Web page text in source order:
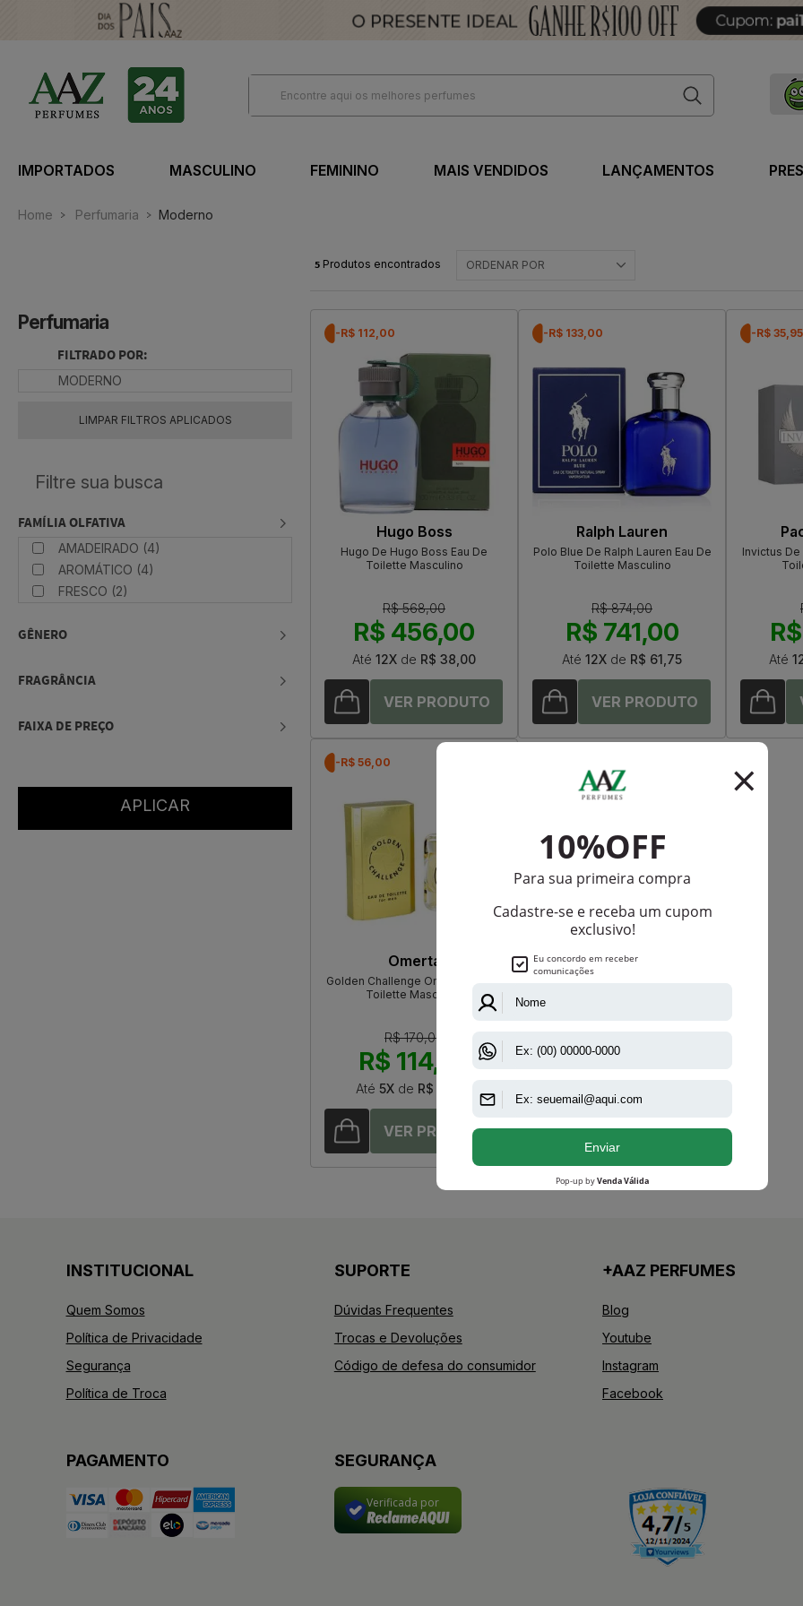
IMPORTADOS MASCULINO FEMININO MAIS VENDIDOS LANÇAMENTOS
Home Perfumaria Moderno
Perfumaria
FILTRADO POR:
MODERNO
LIMPAR FILTROS APLICADOS
FAMÍLIA OLFATIVA
AMADEIRADO (4)
AROMÁTICO (4)
FRESCO (2)
GÊNERO
FRAGRÂNCIA
FAIXA DE PREÇO
ORDENAR POR
5 Produtos encontrados
-R$ 112,00
Hugo Boss
Hugo De Hugo Boss Eau De
Toilette Masculino
R$ 568,00
R$ 456,00
Até 12X de R$ 38,00
-R$ 133,00
Ralph Lauren
Polo Blue De Ralph Lauren Eau De
Toilette Masculino
R$ 874,00
R$ 741,00
Até 12X de R$ 61,75
-R$ 35,95
Invictus De
Até
-R$ 56,00
Omerta
Golden Challenge Omerta Eau De
Toilette Masculino
R$ 170,00
R$ 114,00
Até 5Xde R$ 22,80
INSTITUCIONAL
Quem Somos
Política de Privacidade
Segurança
Política de Troca
SUPORTE
Dúvidas Frequentes
Trocas e Devoluções
Código de defesa do consumidor
+AAZ PERFUMES
Blog
Youtube
Instagram
Facebook
PAGAMENTO SEGURANÇA
Verificada por